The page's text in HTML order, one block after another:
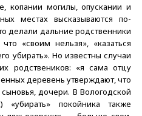
копании могилы, опускании и
местах высказываются по-
делали дальние родственники
«своим нельзя», «казаться
убирать». Но известны случаи
родствеников: «я сама отцу
деревень утверждают, что
дочери. В Вологодской
«убирать» покойника также